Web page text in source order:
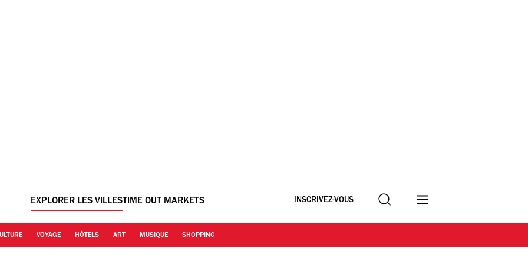
EXPLORER LES VILLESTIME OUT MARKETS INSCRIVEZ-VOUS Recherche
VOYAGE HÔTELS ART MUSIQUE SHOPPING